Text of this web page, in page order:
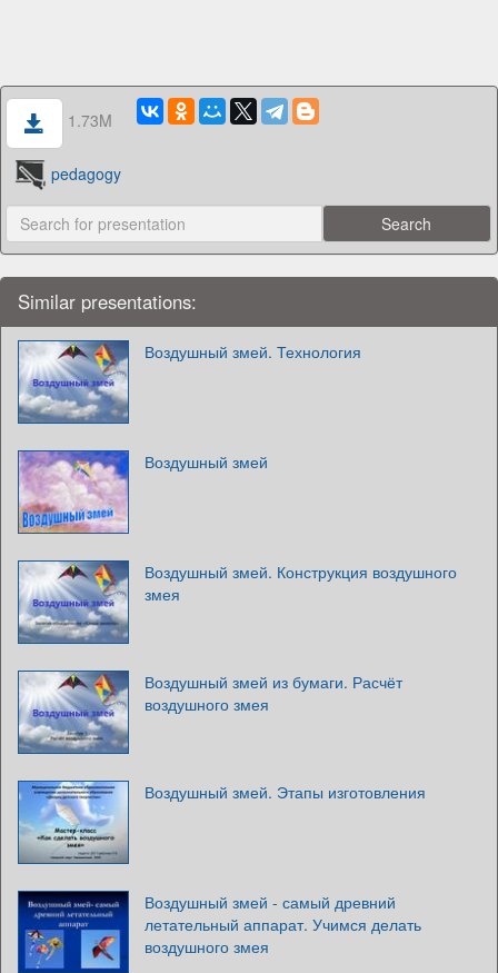
1.73M
pedagogy
Similar presentations:
Воздушный змей. Технология
Воздушный змей
Воздушный змей. Конструкция воздушного
змея
Воздушный змей из бумаги. Расчёт
воздушного змея
Воздушный змей. Этапы изготовления
Воздушный змей - самый древний
летательный аппарат. Учимся делать
воздушного змея